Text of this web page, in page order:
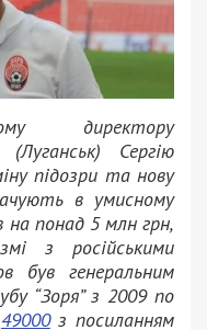
директору
Сергію
підозри та нову
в умисному
на понад 5 млн грн,
з російськими
був генеральним
“Зоря” з 2009 по
49000з посиланням